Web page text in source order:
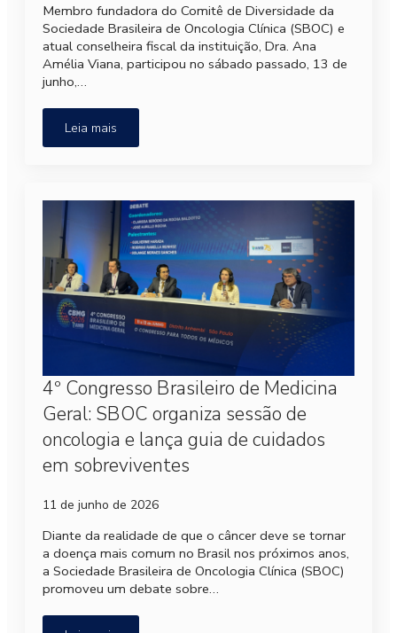
Membro fundadora do Comitê de Diversidade da
Sociedade Brasileira de Oncologia Clínica (SBOC) e
atual conselheira fiscal da instituição, Dra. Ana
Amélia Viana, participou no sábado passado, 13 de
junho,…
Leia mais
4º Congresso Brasileiro de Medicina
Geral: SBOC organiza sessão de
oncologia e lança guia de cuidados
em sobreviventes
11 de junho de 2026
Diante da realidade de que o câncer deve se tornar
a doença mais comum no Brasil nos próximos anos,
a Sociedade Brasileira de Oncologia Clínica (SBOC)
promoveu um debate sobre…